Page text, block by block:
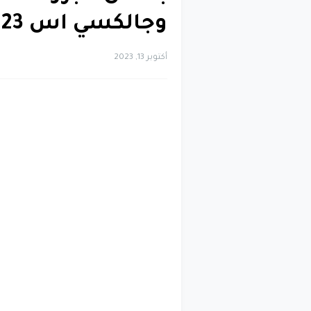
وجالكسي اس 23 التر في اختبار السقوط
أكتوبر 13, 2023